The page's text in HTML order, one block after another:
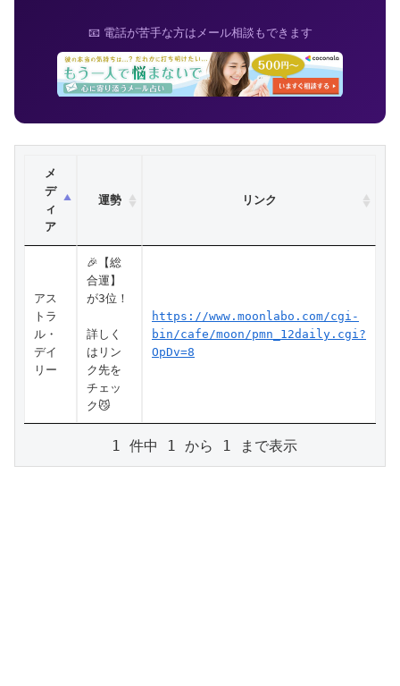
📧 電話が苦手な方はメール相談もできます
メ
デ
ィ
ア
運勢 リンク
アス
トラ
ル・
デイ
リー
🎉【総
合運】
が3位！
詳しく
はリン
ク先を
チェッ
ク😼
https://www.moonlabo.com/cgi-
bin/cafe/moon/pmn_12daily.cgi?
OpDv=8
1 件中 1 から 1 まで表示